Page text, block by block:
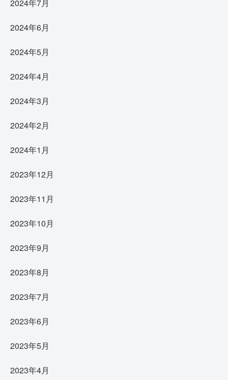
2024年7月
2024年6月
2024年5月
2024年4月
2024年3月
2024年2月
2024年1月
2023年12月
2023年11月
2023年10月
2023年9月
2023年8月
2023年7月
2023年6月
2023年5月
2023年4月